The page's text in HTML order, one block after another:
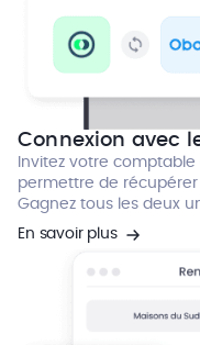
Connexion avec
Invitez votre
permettre de
Gagnez tous les deux
En savoir plus